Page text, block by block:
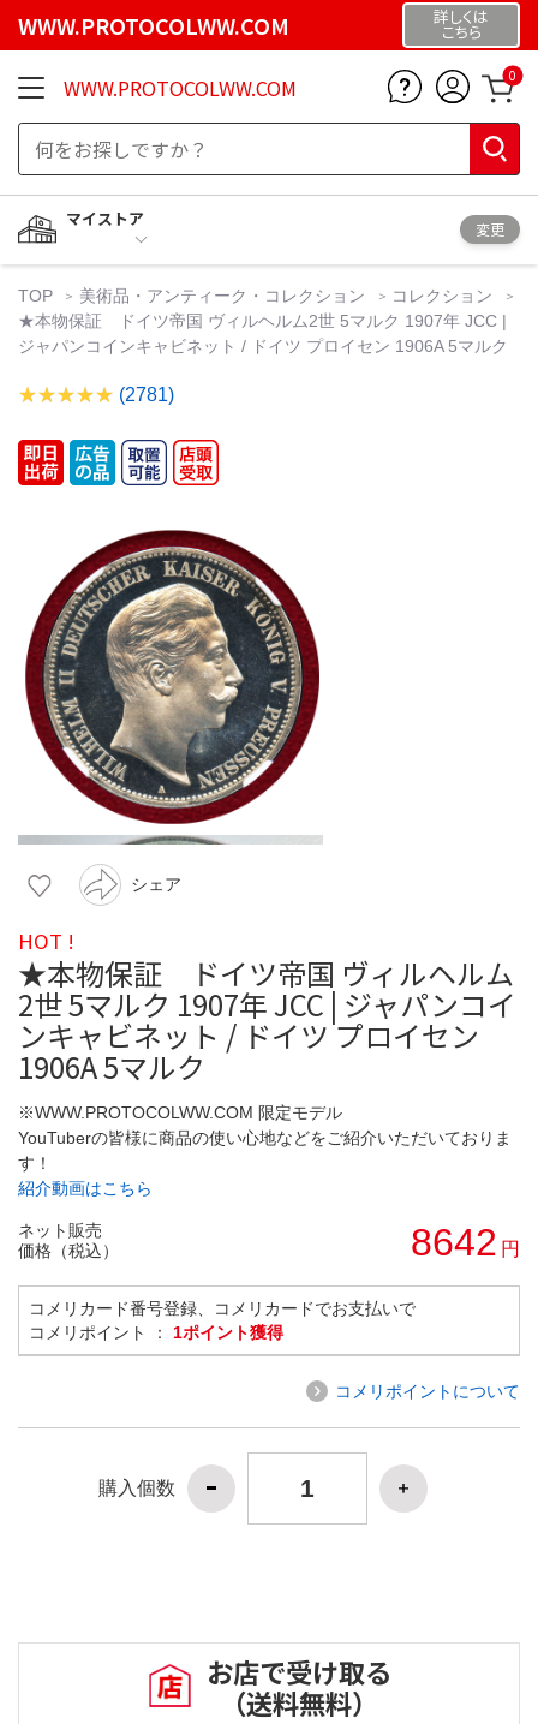
WWW.PROTOCOLWW.COM 詳しくは
こちら
WWW.PROTOCOLWW.COM 0
マイストア
変更
TOP 美術品・アンティーク・コレクション
コレクション
★本物保証 ドイツ帝国 ヴィルヘルム2世 5マルク 1907年 JCC |
ジャパンコインキャビネット / ドイツ プロイセン 1906A 5マルク
(2781)
シェア
HOT !
★本物保証 ドイツ帝国 ヴィルヘルム
2世 5マルク 1907年 JCC | ジャパンコイ
ンキャビネット / ドイツ プロイセン
1906A 5マルク
※WWW.PROTOCOLWW.COM 限定モデル
YouTuberの皆様に商品の使い心地などをご紹介いただいておりま
す！
紹介動画はこちら
ネット販売
価格（税込）
8642 円
コメリカード番号登録、コメリカードでお支払いで
コメリポイント ： 1ポイント獲得
コメリポイントについて
購入個数
お店で受け取る
（送料無料）